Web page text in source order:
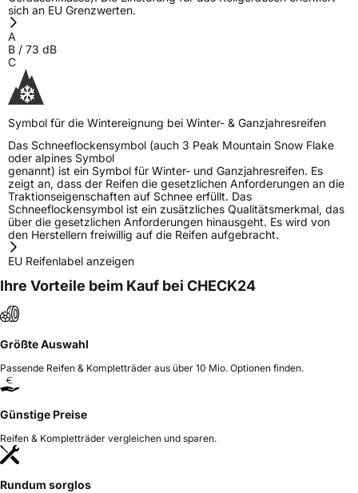
sich an EU Grenzwerten.
A
B / 73 dB
C
Symbol für die Wintereignung bei Winter- & Ganzjahresreifen
Das Schneeflockensymbol (auch 3 Peak Mountain Snow Flake
oder alpines Symbol
genannt) ist ein Symbol für Winter- und Ganzjahresreifen. Es
zeigt an, dass der Reifen die gesetzlichen Anforderungen an die
Traktionseigenschaften auf Schnee erfüllt. Das
Schneeflockensymbol ist ein zusätzliches Qualitätsmerkmal, das
über die gesetzlichen Anforderungen hinausgeht. Es wird von
den Herstellern freiwillig auf die Reifen aufgebracht.
EU Reifenlabel anzeigen
Ihre Vorteile beim Kauf bei CHECK24
Größte Auswahl
Passende Reifen & Kompletträder aus über 10 Mio. Optionen finden.
Günstige Preise
Reifen & Kompletträder vergleichen und sparen.
Rundum sorglos